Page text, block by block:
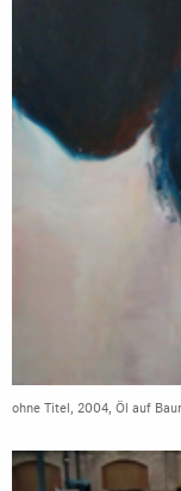
ohne Titel, 2004, Öl auf